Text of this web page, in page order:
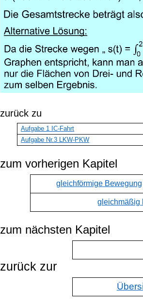
zurück zu
Aufgabe 1 IC-Fahrt
Aufgabe Nr.3 LKW-PKW
zum vorherigen Kapitel
gleichförmige Bewegung
gleichmäßig
zum nächsten Kapitel
zurück zur